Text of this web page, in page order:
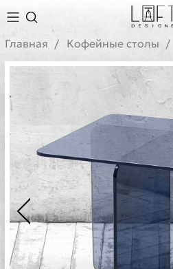
Главная Кофейные столы